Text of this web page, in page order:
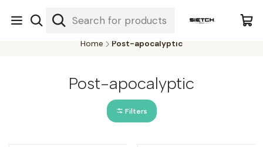
Nuestra librería - Serrano 317 local 3 - Limache.
#SomospartedelSietch
Home Post-apocalyptic
Post-apocalyptic
Filters